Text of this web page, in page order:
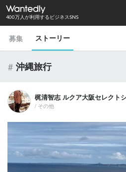
400万人が利用するビジネスSNS
募集 ストーリー
# 沖縄旅行
梶清智志 ルクア大阪セレクト
/ その他